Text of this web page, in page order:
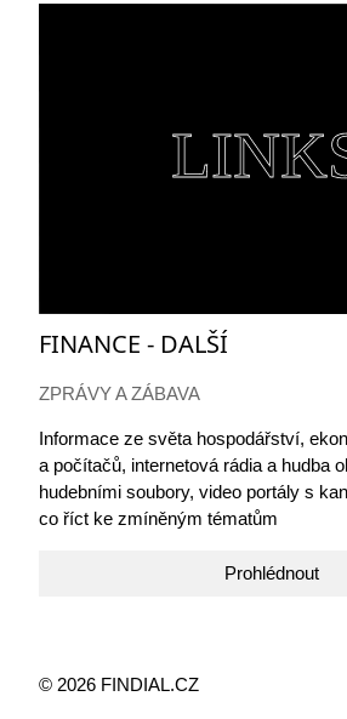
FINANCE - DALŠÍ
ZPRÁVY A ZÁBAVA
Informace ze světa hospodářství,
a počítačů, internetová rádia a hudba
hudebními soubory, video portály s
co říct ke zmíněným tématům
Prohlédnout
© 2026 FINDIAL.CZ